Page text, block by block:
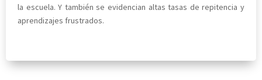
la escuela. Y también se evidencian altas tasas de repitencia y
aprendizajes frustrados.